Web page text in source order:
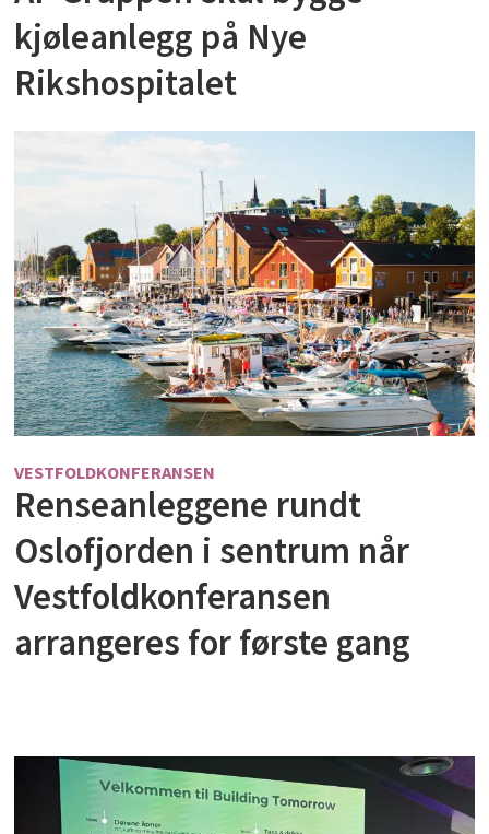
kjøleanlegg på Nye
Rikshospitalet
VESTFOLDKONFERANSEN
Renseanleggene rundt
Oslofjorden i sentrum når
Vestfoldkonferansen
arrangeres for første gang